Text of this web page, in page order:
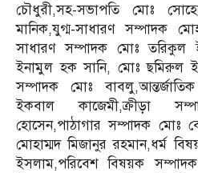
চৌধুরী,সহ-সভাপতি মোঃ
মানিক,যুগ্ম-সাধারণ সম্পাদক
সাধারণ সম্পাদক মোঃ তরিকুল
ইনামুল হক সানি, মোঃ ছমিরুল
সম্পাদক মোঃ
ইকবাল কাজেমী,ক্রীড়া
হোসেন,পাঠাগার সম্পাদক মোঃ
মোহাম্মদ মিজানুর রহমান,ধর্ম
ইসলাম,পরিবেশ বিষয়ক